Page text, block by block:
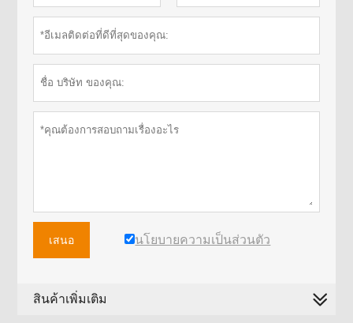
เสนอ นโยบายความเป็นส่วนตัว
สินค้าเพิ่มเติม